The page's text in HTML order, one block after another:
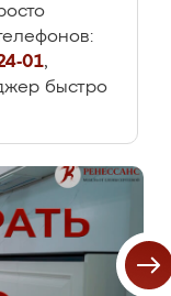
01,
быстро